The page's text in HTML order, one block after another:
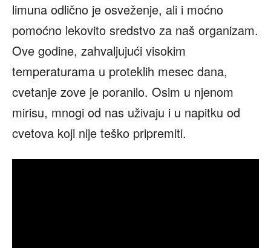
limuna odlično je osveženje, ali i moćno
pomoćno lekovito sredstvo za naš organizam.
Ove godine, zahvaljujući visokim
temperaturama u proteklih mesec dana,
cvetanje zove je poranilo. Osim u njenom
mirisu, mnogi od nas uživaju i u napitku od
cvetova koji nije teško pripremiti.